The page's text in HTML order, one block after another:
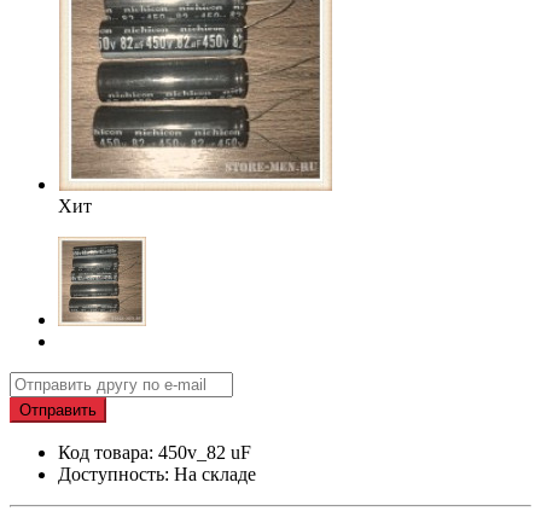
Хит
Отправить
Код товара: 450v_82 uF
Доступность: На складе